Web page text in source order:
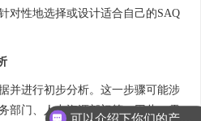
对性地选择或设计适合自己的SAQ
并进行初步分析。这一步骤可能涉
部门、人力资源部门等。因此，需
可以介绍下你们的产品么